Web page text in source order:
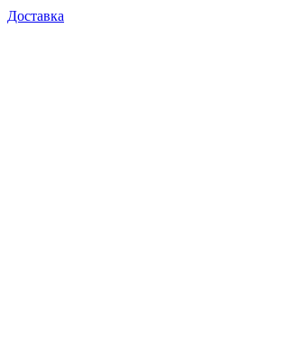
Доставка